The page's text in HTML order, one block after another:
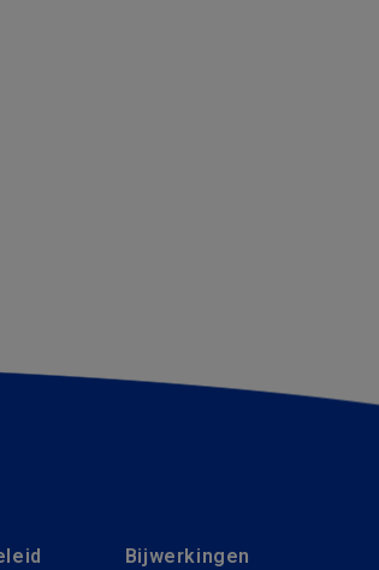
Bijwerkingen